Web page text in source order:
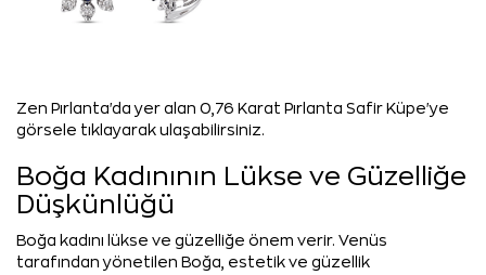
Zen Pırlanta'da yer alan 0,76 Karat Pırlanta Safir Küpe'ye
görsele tıklayarak ulaşabilirsiniz.
Boğa Kadınının Lükse ve Güzelliğe
Düşkünlüğü
Boğa kadını lükse ve güzelliğe önem verir. Venüs
tarafından yönetilen Boğa, estetik ve güzellik